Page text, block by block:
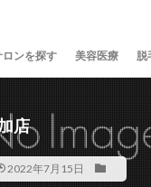
ンを探す 美容医療 脱
店
2022年7月15日